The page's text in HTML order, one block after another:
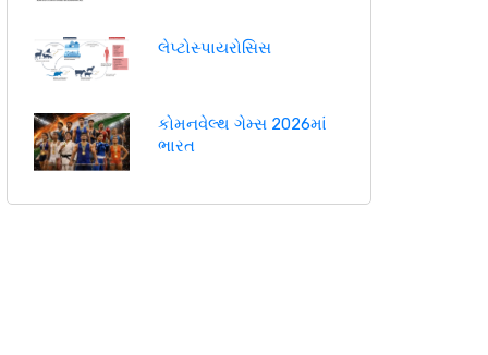
લેપ્ટોસ્પાયરોસિસ
કોમનવેલ્થ ગેમ્સ 2026માં
ભારત